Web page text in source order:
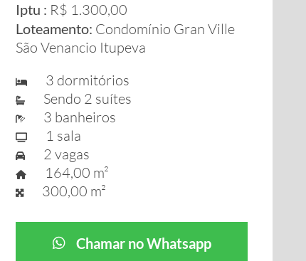
Iptu : R$ 1.300,00
Loteamento: Condomínio Gran Ville
São Venancio Itupeva
3 dormitórios
Sendo 2 suítes
3 banheiros
1 sala
2 vagas
164,00 m²
300,00 m²
Chamar no Whatsapp